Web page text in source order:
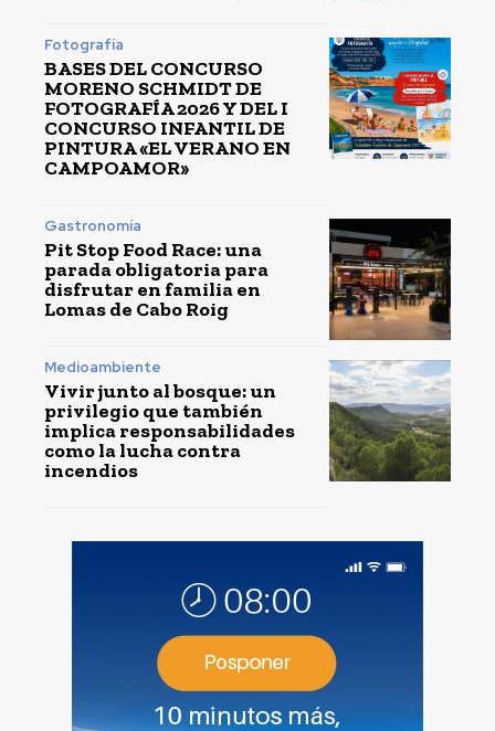
Fotografía
BASES DEL CONCURSO
MORENO SCHMIDT DE
FOTOGRAFÍA 2026 Y DEL I
CONCURSO INFANTIL DE
PINTURA «EL VERANO EN
CAMPOAMOR»
Gastronomía
Pit Stop Food Race: una
parada obligatoria para
disfrutar en familia en
Lomas de Cabo Roig
Medioambiente
Vivir junto al bosque: un
privilegio que también
implica responsabilidades
como la lucha contra
incendios